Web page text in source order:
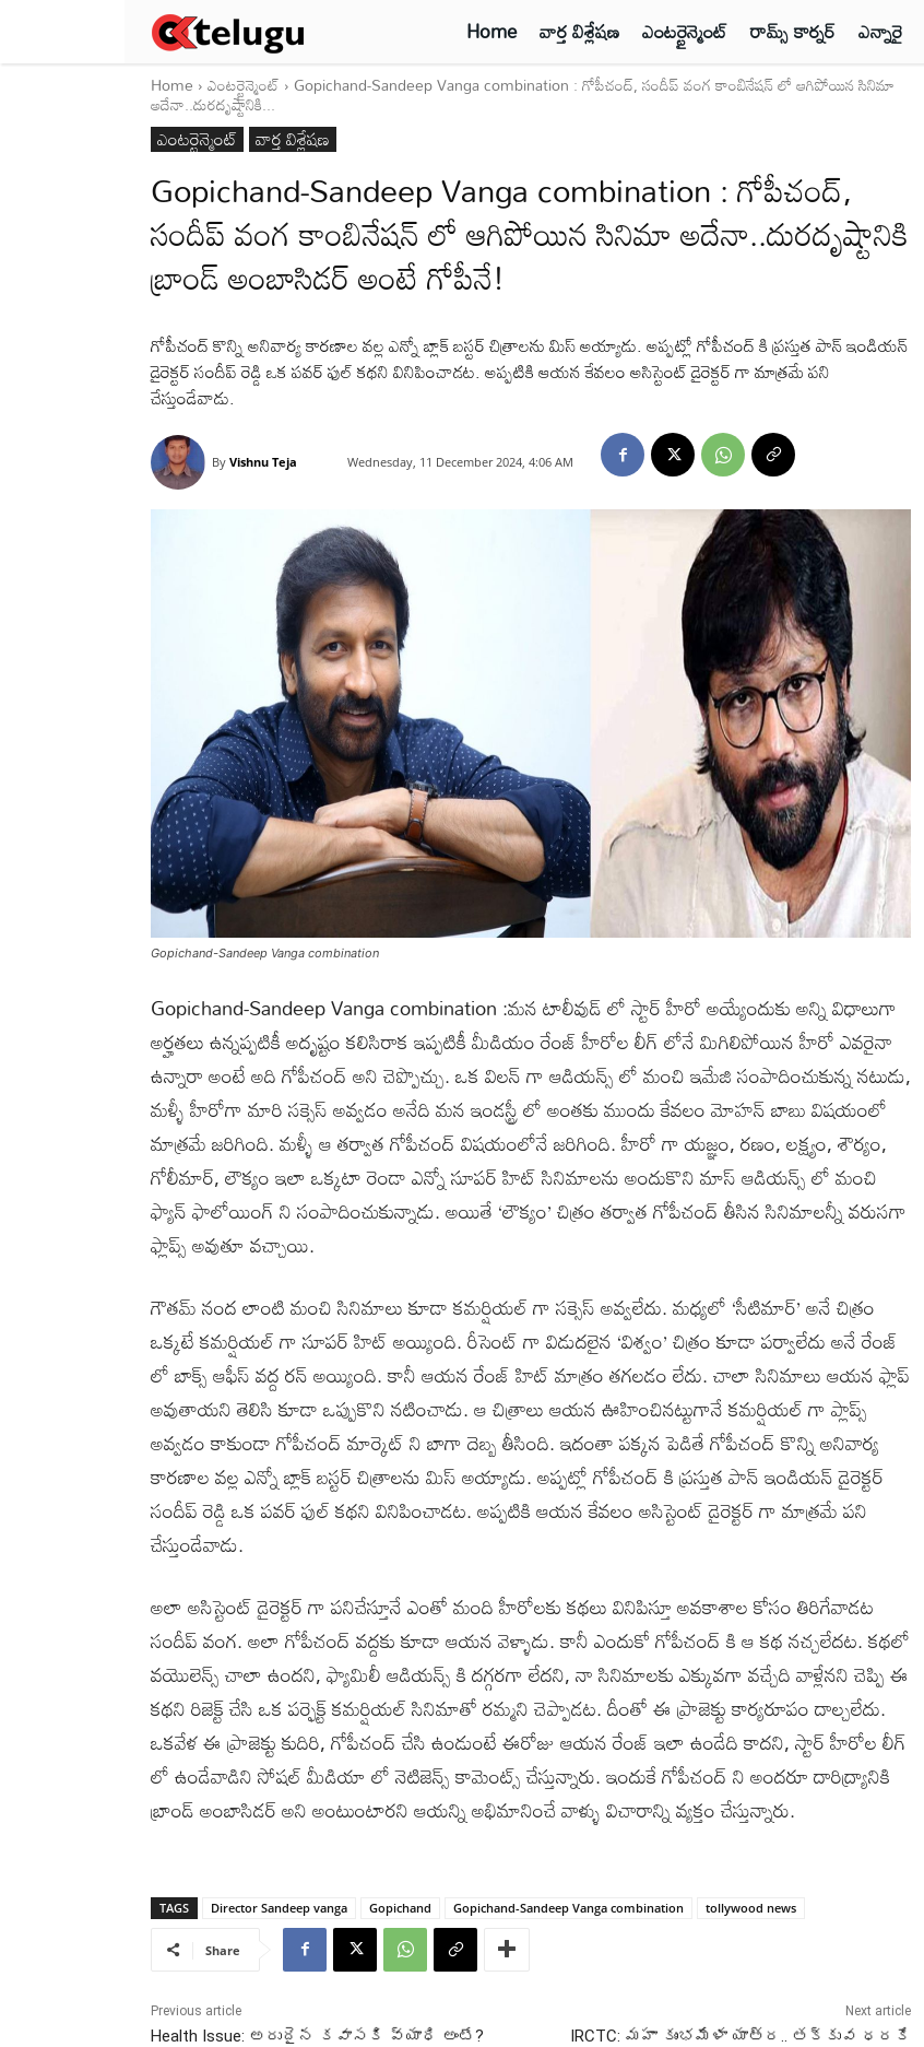
Home వార్త విశ్లేషణ ఎంటర్టైన్మెంట్ రామ్స్ కార్నర్ ఎన్నారై
Home ఎంటర్టైన్మెంట్ Gopichand-Sandeep Vanga combination : గోపీచంద్, సందీప్ వంగ కాంబినేషన్ లో ఆగిపోయిన సినిమా
అదేనా..దురదృష్టానికి...
ఎంటర్టైన్మెంట్ వార్త విశ్లేషణ
Gopichand-Sandeep Vanga combination : గోపీచంద్,
సందీప్ వంగ కాంబినేషన్ లో ఆగిపోయిన సినిమా అదేనా..దురదృష్టానికి
బ్రాండ్ అంబాసిడర్ అంటే గోపీనే!
గోపీచంద్ కొన్ని అనివార్య కారణాల వల్ల ఎన్నో బ్లాక్ బస్టర్ చిత్రాలను మిస్ అయ్యాడు. అప్పట్లో గోపీచంద్ కి ప్రస్తుత పాన్ ఇండియన్
డైరెక్టర్ సందీప్ రెడ్డి ఒక పవర్ ఫుల్ కథని వినిపించాడట. అప్పటికి ఆయన కేవలం అసిస్టెంట్ డైరెక్టర్ గా మాత్రమే పని
చేస్తుండేవాడు.
By Vishnu Teja Wednesday, 11 December 2024, 4:06 AM
Gopichand-Sandeep Vanga combination
Gopichand-Sandeep Vanga combination :మన టాలీవుడ్ లో స్టార్ హీరో అయ్యేందుకు అన్ని విధాలుగా
అర్హతలు ఉన్నప్పటికీ అదృష్టం కలిసిరాక ఇప్పటికీ మీడియం రేంజ్ హీరోల లీగ్ లోనే మిగిలిపోయిన హీరో ఎవరైనా
ఉన్నారా అంటే అది గోపీచంద్ అని చెప్పొచ్చు. ఒక విలన్ గా ఆడియన్స్ లో మంచి ఇమేజి సంపాదించుకున్న నటుడు,
మళ్ళీ హీరోగా మారి సక్సెస్ అవ్వడం అనేది మన ఇండస్ట్రీ లో అంతకు ముందు కేవలం మోహన్ బాబు విషయంలో
మాత్రమే జరిగింది. మళ్ళీ ఆ తర్వాత గోపీచంద్ విషయంలోనే జరిగింది. హీరో గా యజ్ఞం, రణం, లక్ష్యం, శౌర్యం,
గోలీమార్, లౌక్యం ఇలా ఒక్కటా రెండా ఎన్నో సూపర్ హిట్ సినిమాలను అందుకొని మాస్ ఆడియన్స్ లో మంచి
ఫ్యాన్ ఫాలోయింగ్ ని సంపాదించుకున్నాడు. అయితే ‘లౌక్యం’ చిత్రం తర్వాత గోపీచంద్ తీసిన సినిమాలన్నీ వరుసగా
ఫ్లాప్స్ అవుతూ వచ్చాయి.
గౌతమ్ నంద లాంటి మంచి సినిమాలు కూడా కమర్షియల్ గా సక్సెస్ అవ్వలేదు. మధ్యలో ‘సీటిమార్’ అనే చిత్రం
ఒక్కటే కమర్షియల్ గా సూపర్ హిట్ అయ్యింది. రీసెంట్ గా విడుదలైన ‘విశ్వం’ చిత్రం కూడా పర్వాలేదు అనే రేంజ్
లో బాక్స్ ఆఫీస్ వద్ద రన్ అయ్యింది. కానీ ఆయన రేంజ్ హిట్ మాత్రం తగలడం లేదు. చాలా సినిమాలు ఆయన ఫ్లాప్
అవుతాయని తెలిసి కూడా ఒప్పుకొని నటించాడు. ఆ చిత్రాలు ఆయన ఊహించినట్టుగానే కమర్షియల్ గా ప్లాప్స్
అవ్వడం కాకుండా గోపీచంద్ మార్కెట్ ని బాగా దెబ్బ తీసింది. ఇదంతా పక్కన పెడితే గోపీచంద్ కొన్ని అనివార్య
కారణాల వల్ల ఎన్నో బ్లాక్ బస్టర్ చిత్రాలను మిస్ అయ్యాడు. అప్పట్లో గోపీచంద్ కి ప్రస్తుత పాన్ ఇండియన్ డైరెక్టర్
సందీప్ రెడ్డి ఒక పవర్ ఫుల్ కథని వినిపించాడట. అప్పటికి ఆయన కేవలం అసిస్టెంట్ డైరెక్టర్ గా మాత్రమే పని
చేస్తుండేవాడు.
అలా అసిస్టెంట్ డైరెక్టర్ గా పనిచేస్తూనే ఎంతో మంది హీరోలకు కథలు వినిపిస్తూ అవకాశాల కోసం తిరిగేవాడట
సందీప్ వంగ. అలా గోపీచంద్ వద్దకు కూడా ఆయన వెళ్ళాడు. కానీ ఎందుకో గోపీచంద్ కి ఆ కథ నచ్చలేదట. కథలో
వయొలెన్స్ చాలా ఉందని, ఫ్యామిలీ ఆడియన్స్ కి దగ్గరగా లేదని, నా సినిమాలకు ఎక్కువగా వచ్చేది వాళ్లేనని చెప్పి ఈ
కథని రిజెక్ట్ చేసి ఒక పర్ఫెక్ట్ కమర్షియల్ సినిమాతో రమ్మని చెప్పాడట. దీంతో ఈ ప్రాజెక్టు కార్యరూపం దాల్చలేదు.
ఒకవేళ ఈ ప్రాజెక్టు కుదిరి, గోపీచంద్ చేసి ఉండుంటే ఈరోజు ఆయన రేంజ్ ఇలా ఉండేది కాదని, స్టార్ హీరోల లీగ్
లో ఉండేవాడిని సోషల్ మీడియా లో నెటిజెన్స్ కామెంట్స్ చేస్తున్నారు. ఇందుకే గోపీచంద్ ని అందరూ దారిద్య్రానికి
బ్రాండ్ అంబాసిడర్ అని అంటుంటారని ఆయన్ని అభిమానించే వాళ్ళు విచారాన్ని వ్యక్తం చేస్తున్నారు.
TAGS Director Sandeep vanga Gopichand Gopichand-Sandeep Vanga combination tollywood news
Share
Previous article
Health Issue: అరుదైన కవాసకి వ్యాధి అంటే?
Next article
IRCTC: మహా కుంభమేళా యాత్ర.. తక్కువ ధరకే